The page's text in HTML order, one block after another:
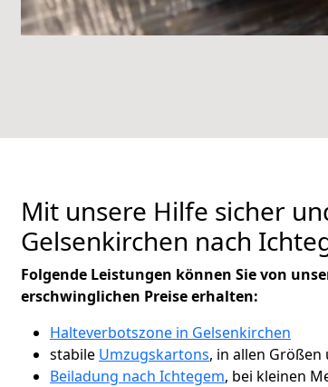
Mit unsere Hilfe sicher
Gelsenkirchen nach
Folgende Leistungen können Sie von
erschwinglichen Preise erhalten:
Halteverbotszone in Gelsenkirchen
stabile Umzugskartons, in allen Größen
Beiladung nach Ichtegem, bei kleinen